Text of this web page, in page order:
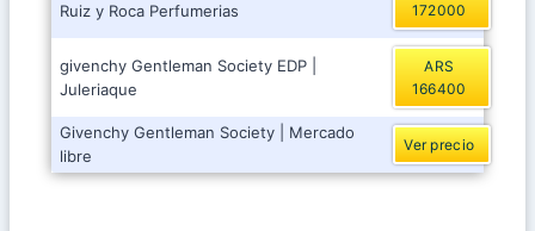
Ruiz y Roca Perfumerias
172000
givenchy Gentleman Society EDP |
Juleriaque
ARS
166400
Givenchy Gentleman Society | Mercado
libre
Ver precio